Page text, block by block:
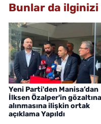
Bunlar da
Yeni Parti'den Manisa’dan
İlksen Özalper'in gözaltına
alınmasına ilişkin ortak
açıklama Yapıldı